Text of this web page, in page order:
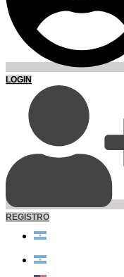
LOGIN
REGISTRO